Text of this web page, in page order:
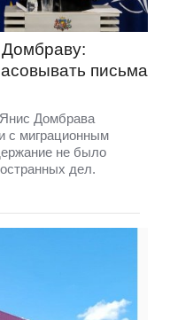
письма
Домбрава
с миграционным
не было
дел.